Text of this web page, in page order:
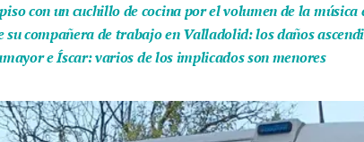
con un cuchillo de cocina por el volumen de la
su compañera de trabajo en Valladolid: los daños
e Íscar: varios de los implicados son menores